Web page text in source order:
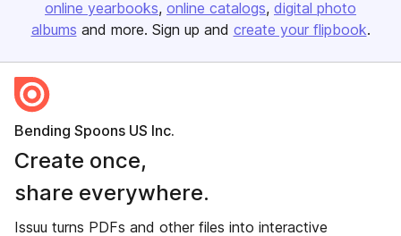
online yearbooks online catalogs digital photo
albums and more. Sign up and create your flipbook.
Bending Spoons US Inc.
Create once,
share everywhere.
Issuu turns PDFs and other files into interactive